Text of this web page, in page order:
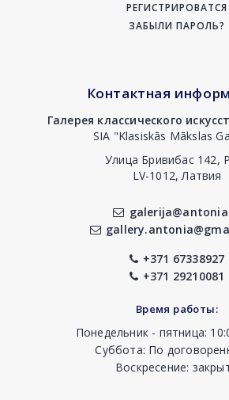
РЕГИСТРИРОВАТСЯ
ЗАБЫЛИ ПАРОЛЬ?
Контактная
Галерея классического
SIA "Klasiskās Mākslas
Улица Бривибас 142,
LV-1012, Латвия
+371 67338927
+371 29210081
Время работы:
Понедельник - пятница:
Суббота: По
Воскресение: